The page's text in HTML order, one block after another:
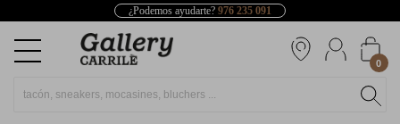
¿Podemos ayudarte? 976 235 091
0